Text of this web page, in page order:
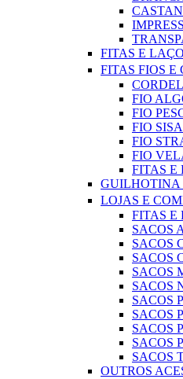
FITAS E
FITAS FIOS E
FIO
FIO
FIO
FIO
FIO
FITAS E
GUILHOTINA
LOJAS E
FITAS E
SACOS
SACOS
SACOS
SACOS
SACOS
SACOS
SACOS
SACOS
SACOS
SACOS
OUTROS